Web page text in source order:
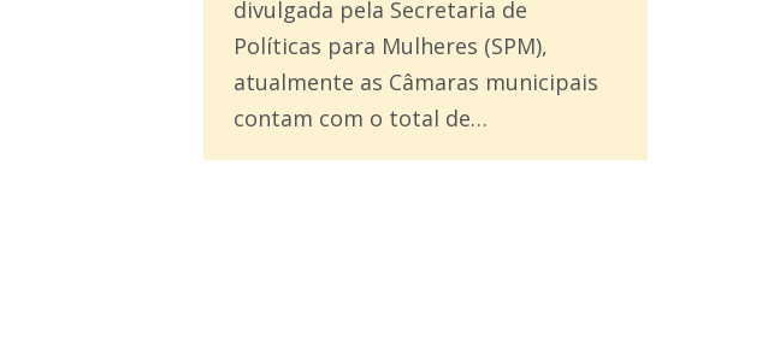
divulgada pela Secretaria de
Políticas para Mulheres (SPM),
atualmente as Câmaras municipais
contam com o total de…